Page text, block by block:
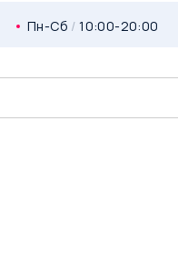
Пн-Сб / 10:00-20:00